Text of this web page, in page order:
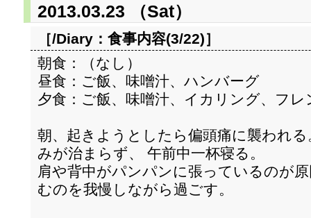
2013.03.23 （Sat）
［/Diary： 食事内容(3/22)］
朝食：（なし）
昼食：ご飯、味噌汁、ハンバーグ
夕食：ご飯、味噌汁、イカリング、フ
朝、起きようとしたら偏頭痛に襲われ
みが治まらず、 午前中一杯寝る。
肩や背中がパンパンに張っているのが
むのを我慢しながら過ごす。